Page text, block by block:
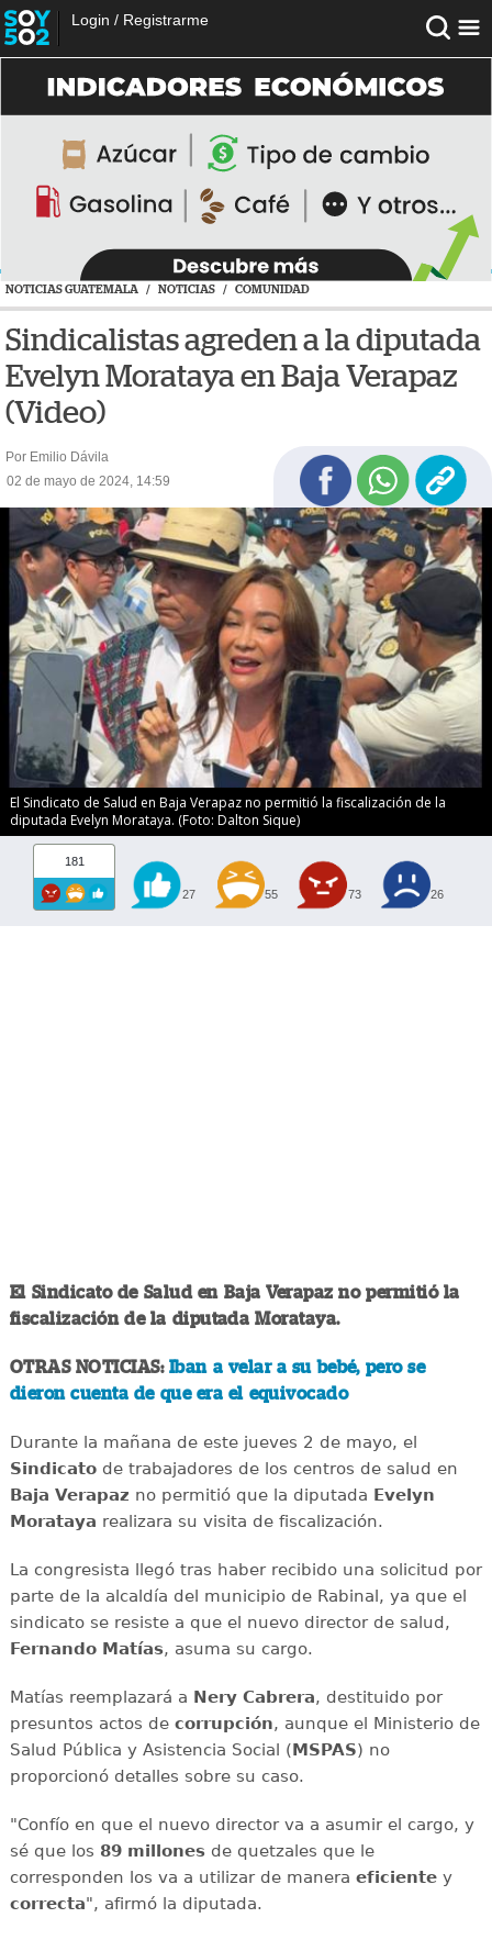
Login / Registrarme
NOTICIAS GUATEMALA / NOTICIAS / COMUNIDAD
Sindicalistas agreden a la diputada
Evelyn Morataya en Baja Verapaz
(Video)
Por Emilio Dávila
02 de mayo de 2024, 14:59
El Sindicato de Salud en Baja Verapaz no permitió la fiscalización de la
diputada Evelyn Morataya. (Foto: Dalton Sique)
181
27 55 73 26
El Sindicato de Salud en Baja Verapaz no permitió la
fiscalización de la diputada Morataya.
OTRAS NOTICIAS: Iban a velar a su bebé, pero se
dieron cuenta de que era el equivocado
Durante la mañana de este jueves 2 de mayo, el
Sindicatode trabajadores de los centros de salud en
Baja Verapaz no permitió que la diputada Evelyn
Morataya realizara su visita de fiscalización.
La congresista llegó tras haber recibido una solicitud por
parte de la alcaldía del municipio de Rabinal, ya que el
sindicato se resiste a que el nuevo director de salud,
Fernando Matías, asuma su cargo.
Matías reemplazará a Nery Cabrera, destituido por
presuntos actos de corrupción, aunque el Ministerio de
Salud Pública y Asistencia Social (MSPAS) no
proporcionó detalles sobre su caso.
"Confío en que el nuevo director va a asumir el cargo, y
sé que los 89 millonesde quetzales que le
corresponden los va a utilizar de manera eficiente y
correcta", afirmó la diputada.